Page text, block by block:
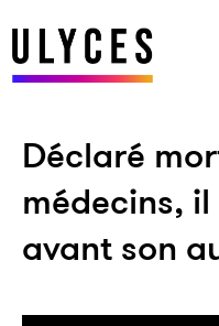
Déclaré
médecins,
avant son